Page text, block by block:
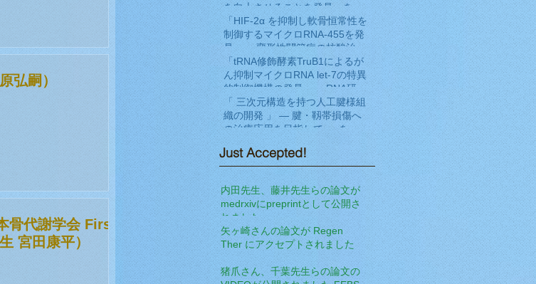
弘嗣）
代謝学会 First
宮田康平）
を向上させることを発見」を
Science Translational Medicine
に発表
「HIF-2α を抑制し軟骨恒常性を
制御するマイクロRNA-455を発
見」― 変形性関節症の核酸治療
法開発へ期待 ―をNat Commun
に発表
「tRNA修飾酵素TruB1によるが
ん抑制マイクロRNA let-7の特異
的制御機構の発見」― RNA研究
の新展開と新規がん病態解明へ
の期待 ―をEMBO Jに発表
「 三次元構造を持つ人工腱様組
織の開発 」 ― 腱・靱帯損傷へ
の治療応用を目指して ― を
Frontiers in Cell and
Developmental Biologyに発表
Just Accepted!
内田先生、藤井先生らの論文が
medrxivにpreprintとして公開さ
れました
矢ヶ崎さんの論文が Regen
Ther にアクセプトされました
猪爪さん、千葉先生らの論文の